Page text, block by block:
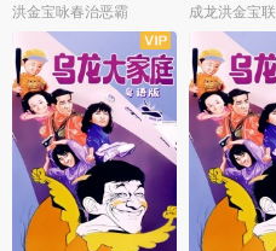
洪金宝咏春治恶霸